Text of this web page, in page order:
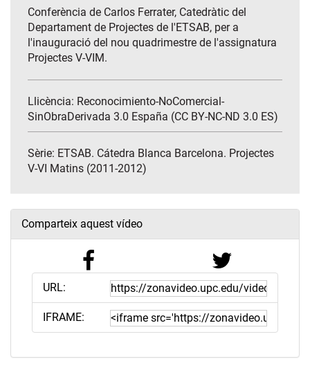
Conferència de Carlos Ferrater, Catedràtic del
Departament de Projectes de l'ETSAB, per a
l'inauguració del nou quadrimestre de l'assignatura
Projectes V-VIM.
Llicència: Reconocimiento-NoComercial-
SinObraDerivada 3.0 España (CC BY-NC-ND 3.0 ES)
Sèrie: ETSAB. Cátedra Blanca Barcelona. Projectes
V-VI Matins (2011-2012)
Comparteix aquest vídeo
URL:
IFRAME: